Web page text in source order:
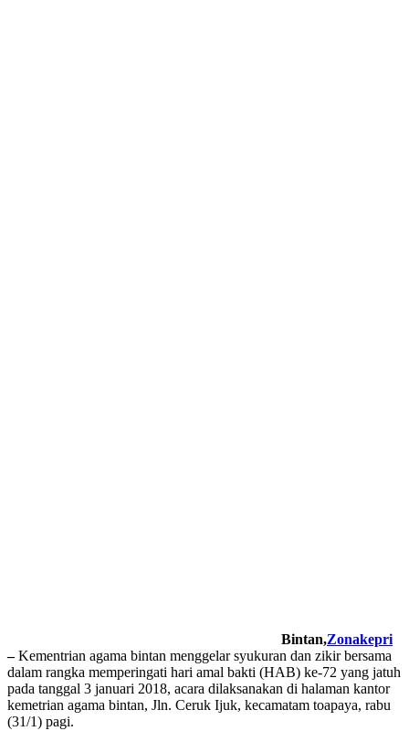
Bintan,Zonakepri
–Kementrian agama bintan menggelar syukuran dan zikir bersama
dalam rangka memperingati hari amal bakti (HAB) ke-72 yang jatuh
pada tanggal 3 januari 2018, acara dilaksanakan di halaman kantor
kemetrian agama bintan, Jln. Ceruk Ijuk, kecamatam toapaya, rabu
(31/1) pagi.